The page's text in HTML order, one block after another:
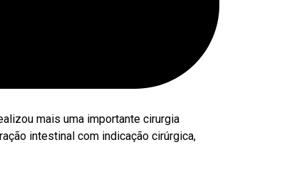
mais uma importante cirurgia
intestinal com indicação cirúrgica,